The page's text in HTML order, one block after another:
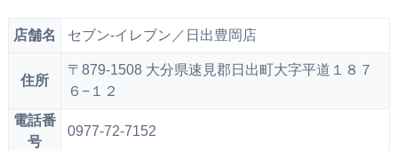
店舗名 セブン‐イレブン／日出豊岡店
住所
〒879-1508 大分県速見郡日出町大字平道１８７
６−１２
電話番
号
0977-72-7152